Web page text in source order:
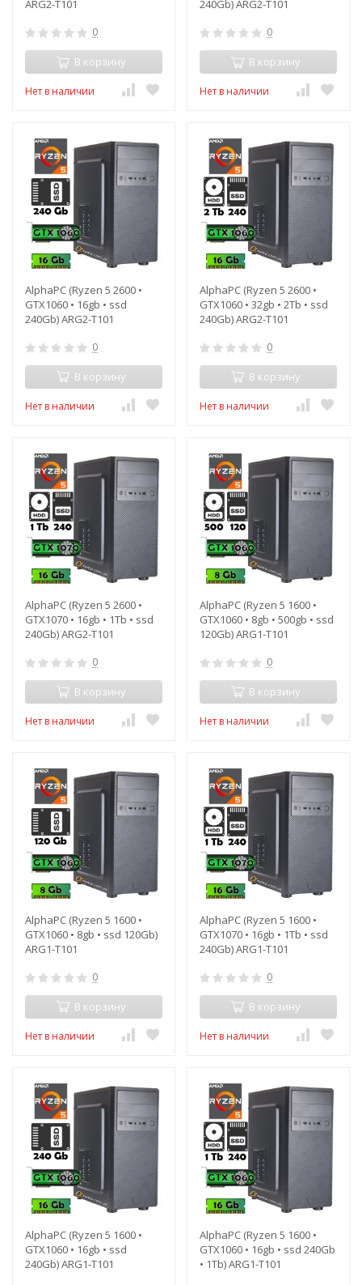
ARG2-T101
0
В корзину
Нет в наличии
240Gb) ARG2-T101
0
В корзину
Нет в наличии
AlphaPC (Ryzen 5 2600 •
GTX1060 • 16gb • ssd
240Gb) ARG2-T101
0
В корзину
Нет в наличии
AlphaPC (Ryzen 5 2600 •
GTX1060 • 32gb • 2Tb • ssd
240Gb) ARG2-T101
0
В корзину
Нет в наличии
AlphaPC (Ryzen 5 2600 •
GTX1070 • 16gb • 1Tb • ssd
240Gb) ARG2-T101
0
В корзину
Нет в наличии
AlphaPC (Ryzen 5 1600 •
GTX1060 • 8gb • 500gb • ssd
120Gb) ARG1-T101
0
В корзину
Нет в наличии
AlphaPC (Ryzen 5 1600 •
GTX1060 • 8gb • ssd 120Gb)
ARG1-T101
0
В корзину
Нет в наличии
AlphaPC (Ryzen 5 1600 •
GTX1070 • 16gb • 1Tb • ssd
240Gb) ARG1-T101
0
В корзину
Нет в наличии
AlphaPC (Ryzen 5 1600 •
GTX1060 • 16gb • ssd
240Gb) ARG1-T101
AlphaPC (Ryzen 5 1600 •
GTX1060 • 16gb • ssd 240Gb
• 1Tb) ARG1-T101